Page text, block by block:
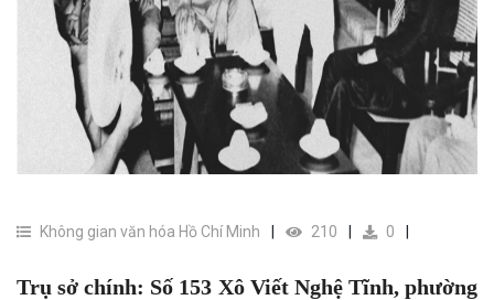
Không gian văn hóa Hồ Chí Minh 210 0
Trụ sở chính: Số 153 Xô Viết Nghệ Tĩnh, phường